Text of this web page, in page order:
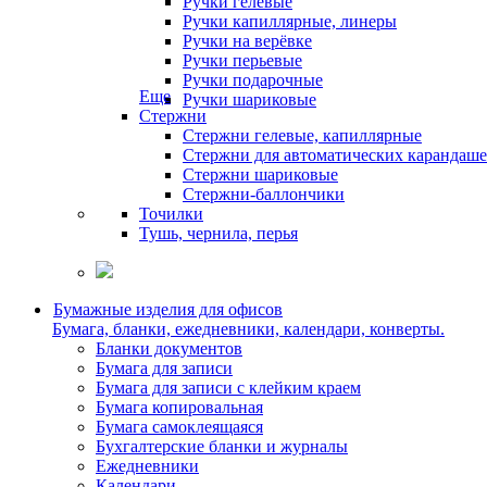
Ручки капиллярные, линеры
Ручки на верёвке
Ручки перьевые
Ручки подарочные
Ручки шариковые
Еще
Стержни
Стержни гелевые, капиллярные
Стержни для автоматических
Стержни шариковые
Стержни-баллончики
Точилки
Тушь, чернила, перья
Бумажные изделия для офисов
Бумага, бланки, ежедневники, календари, конверты.
Бланки документов
Бумага для записи
Бумага для записи с клейким краем
Бумага копировальная
Бумага самоклеящаяся
Бухгалтерские бланки и журналы
Ежедневники